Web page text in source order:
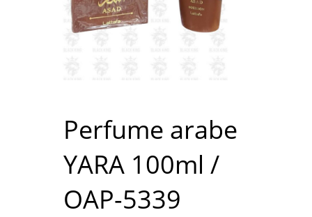
Perfume arabe
YARA 100ml /
OAP-5339